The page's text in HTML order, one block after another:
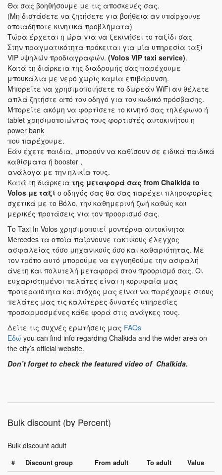
Θα σας βοηθήσουμε με τις αποσκευές σας.
(Μη διστάσετε να ζητήσετε για βοήθεια αν υπάρχουνε
οποιαδήποτε κινητικά προβλήματα)
Τώρα έρχεται η ώρα για να ξεκινήσει το ταξίδι σας
Στην πραγματικότητα πρόκειται για μία υπηρεσία ταξί
VIP υψηλών προδιαγραφών. (Volos VIP taxi service).
Κατά τη διάρκεια της διαδρομής σας παρέχουμε
μπουκάλια με νερό χωρίς καμία επιβάρυνση.
Μπορείτε να χρησιμοποιήσετε το δωρεάν WiFi αν θέλετε
απλά ζητήστε από τον οδηγό για τον κωδικό πρόσβασης.
Μπορείτε ακόμη να φορτίσετε το κινητό σας τηλέφωνο ή
tablet χρησιμοποιώντας τους φορτιστές αυτοκινήτου η
power bank
που παρέχουμε.
Εάν έχετε παιδια, μπορούν να καθίσουν σε ειδικά παιδικά
καθίσματα ή booster ,
ανάλογα με την ηλικία τους.
Κατά τη διάρκεια της μεταφορά σας from Chalkida to
Volos με ταξί ο οδηγός σας θα σας παρέχει πληροφορίες
σχετικά με το Βόλο, την καθημερινή ζωή καθώς και
μερικές προτάσεις για τον προορισμό σας.
Το Taxi In Volos χρησιμοποιεί μοντέρνα αυτοκίνητα
Mercedes τα οποία παίρνουνε τακτικούς έλεγχος
ασφαλείας τόσο μηχανικούς όσο και καθαριότητας. Με
τον τρόπο αυτό μπορούμε να εγγυηθούμε την ασφαλή
άνετη και πολυτελή μεταφορά στον προορισμό σας. Οι
ευχαριστημένοι πελάτες είναι η κορυφαία μας
προτεραιότητα και στόχος μας είναι να παρέχουμε στους
πελάτες μας τις καλύτερες δυνατές υπηρεσίες
προσαρμοσμένες κάθε φορά στις ανάγκες τους.
Δείτε τις συχνές ερωτήσεις μας FAQs
Εδώ you can find info regarding Chalkida and the wider area on
the city’s official website.
Don’t forget to check the featured video of Chalkida.
Bulk discount (by Percent)
Bulk discount adult
# Discount group From adult To adult
Value